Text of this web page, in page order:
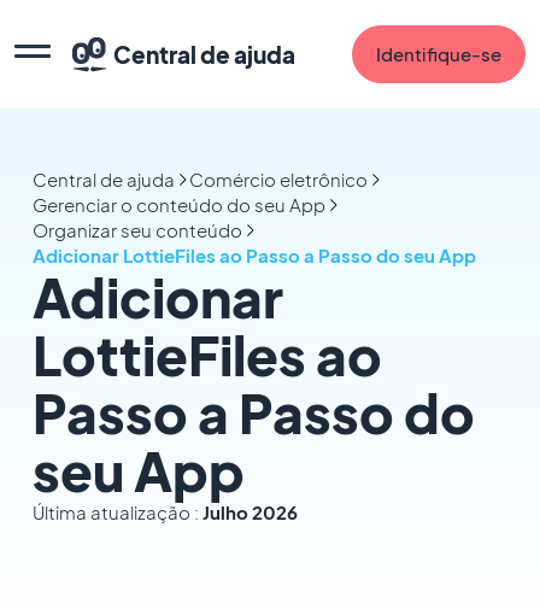
Central de ajuda Identifique-se
Central de ajuda
Comércio eletrônico
Gerenciar o conteúdo do seu App
Organizar seu conteúdo
Adicionar LottieFiles ao Passo a Passo do seu App
Adicionar
LottieFiles ao
Passo a Passo do
seu App
Última atualização : Julho 2026